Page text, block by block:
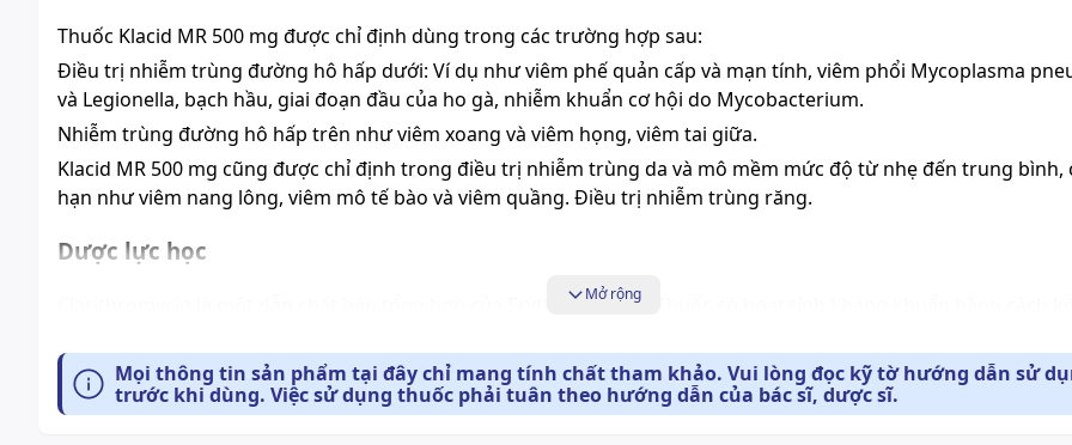
Thuốc Klacid MR 500 mg được chỉ định dùng trong các trường hợp sau:
Điều trị nhiễm trùng đường hô hấp dưới: Ví dụ nhưviêm phế quản cấp và mạn tính, viêm phổi Mycoplasma
và Legionella, bạch hầu, giai đoạn đầu của ho gà, nhiễm khuẩn cơ hội do Mycobacterium.
Nhiễm trùng đường hô hấp trên như viêm xoang và viêm họng, viêm tai giữa.
Klacid MR 500 mg cũng được chỉ định trong điều trị nhiễm trùng da và mô mềm mức độ từ nhẹ đến trung bình,
hạn như viêm nang lông, viêm mô tế bào và viêm quầng. Điều trị nhiễm trùng răng.
Dược lực học
Clarithromycin là một dẫn chất bán tổng hợp của Erythromycin A. Thuốc có hoạt tính kháng khuẩn bằng cách
nhiều vi khuẩn gram dương và gram âm ái khí và kỵ khí. Nồng độ ức chế tối thiểu (MICs) của Clarithromycin nói
thấp hơn hai lần so với MICs của erythromycin.
Mở rộng
Mọi thông tin sản phẩm tại đây chỉ mang tính chất tham khảo. Vui lòng đọc kỹ tờ hướng dẫn sử
trước khi dùng. Việc sử dụng thuốc phải tuân theo hướng dẫn của bác sĩ, dược sĩ.